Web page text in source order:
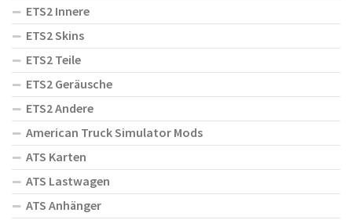
ETS2 Innere
ETS2 Skins
ETS2 Teile
ETS2 Geräusche
ETS2 Andere
American Truck Simulator Mods
ATS Karten
ATS Lastwagen
ATS Anhänger